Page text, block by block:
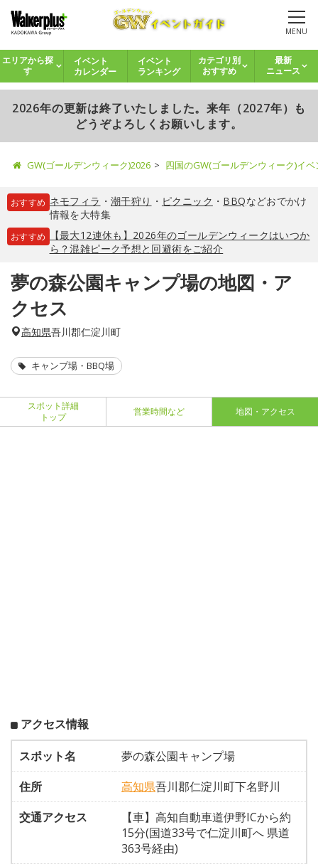
MENU
エリアから探
す
イベント
カレンダー
イベント
ランキング
カテゴリ別
おすすめ
最新
ニュース
2026年の更新は終了いたしました。来年（2027年）も
どうぞよろしくお願いします。
GW(ゴールデンウィーク)2026 四国のGW(ゴールデンウィーク)イ
おすすめ ネモフィラ ・ 潮干狩り ・ ピクニック ・ BBQなどおでかけ
情報を大特集
おすすめ
【最大12連休も】2026年のゴールデンウィークはいつか
ら？混雑ピーク予想と回避術をご紹介
夢の森公園キャンプ場の地図・ア
クセス
高知県吾川郡仁淀川町
キャンプ場・BBQ場
スポット詳細
トップ
営業時間など 地図・アクセス
アクセス情報
スポット名
夢の森公園キャンプ場
住所
高知県吾川郡仁淀川町下名野川
交通アクセス
【車】高知自動車道伊野ICから約
15分(国道33号で仁淀川町へ 県道
363号経由)